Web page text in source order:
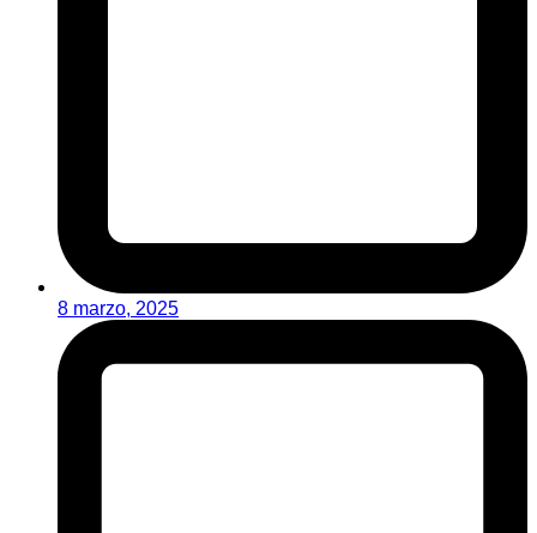
8 marzo, 2025